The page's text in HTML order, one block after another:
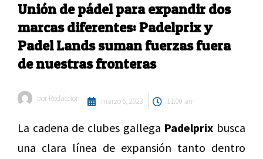
Unión de pádel para expandir dos
marcas diferentes: Padelprix y
Padel Lands suman fuerzas fuera
de nuestras fronteras
por Redaccion marzo 6, 2023 11:00 am
La cadena de clubes gallega Padelprix busca
una clara línea de expansión tanto dentro